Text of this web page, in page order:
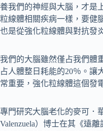
養我們的神經與大腦，才是
粒線體相關疾病一樣，要健
也是從強化粒線體與對抗發
我們的大腦雖然僅占我們體
占人體整日耗能的20％。讓
常重要，強化粒線體這個發
專門研究大腦老化的麥可．
Valenzuela）博士在其《遠